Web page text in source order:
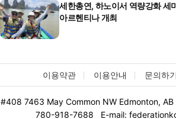
세한총연, 하노이서 역량강화 세
아르헨티나 개최
이용약관 이용안내 문의하기
#408 7463 May Common NW Edmonton,
780-918-7688 E-mail: